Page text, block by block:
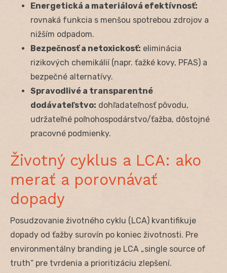
Energetická a materiálová efektívnosť:
rovnaká funkcia s menšou spotrebou zdrojov a
nižším odpadom.
Bezpečnosť a netoxickosť: eliminácia
rizikových chemikálií (napr. ťažké kovy, PFAS) a
bezpečné alternatívy.
Spravodlivé a transparentné
dodávateľstvo: dohľadateľnosť pôvodu,
udržateľné poľnohospodárstvo/ťažba, dôstojné
pracovné podmienky.
Životný cyklus a LCA: ako
merať a porovnávať
dopady
Posudzovanie životného cyklu (LCA) kvantifikuje
dopady od ťažby surovín po koniec životnosti. Pre
environmentálny branding je LCA „single source of
truth“ pre tvrdenia a prioritizáciu zlepšení.